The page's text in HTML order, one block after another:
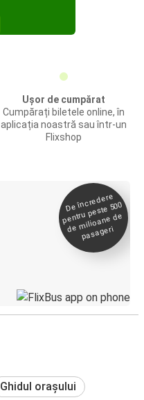
Ușor de cumpărat
Cumpărați biletele online, în
aplicația noastră sau într-un
Flixshop
De încredere
pentru peste 500
de
milioane de
pasageri
Ghidul orașului